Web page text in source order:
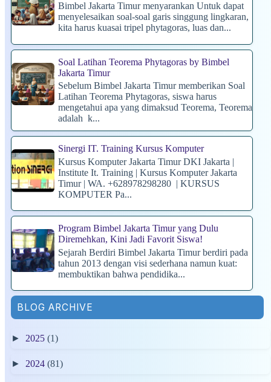
Bimbel Jakarta Timur menyarankan Untuk dapat
menyelesaikan soal-soal garis singgung lingkaran,
kita harus kuasai tripel phytagoras, luas dan...
Soal Latihan Teorema Phytagoras by Bimbel
Jakarta Timur
Sebelum Bimbel Jakarta Timur memberikan Soal
Latihan Teorema Phytagoras, siswa harus
mengetahui apa yang dimaksud Teorema, Teorema
adalah k...
Sinergi IT. Training Kursus Komputer
Kursus Komputer Jakarta Timur DKI Jakarta |
Institute It. Training | Kursus Komputer Jakarta
Timur | WA. +628978298280 | KURSUS
KOMPUTER Pa...
Program Bimbel Jakarta Timur yang Dulu
Diremehkan, Kini Jadi Favorit Siswa!
Sejarah Berdiri Bimbel Jakarta Timur berdiri pada
tahun 2013 dengan visi sederhana namun kuat:
membuktikan bahwa pendidika...
BLOG ARCHIVE
► 2025 (1)
► 2024 (81)